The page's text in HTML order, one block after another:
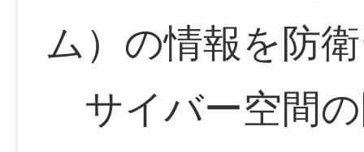
ム）の情報を防
サイバー空間